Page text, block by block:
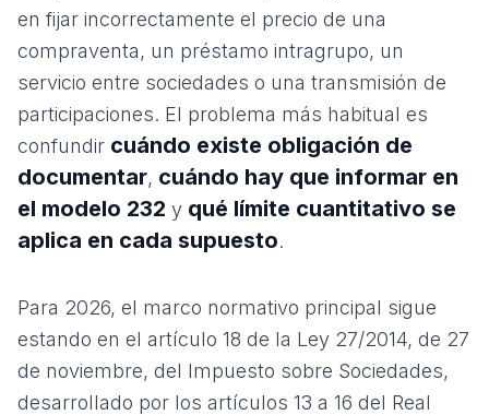
en fijar incorrectamente el precio de una
compraventa, un préstamo intragrupo, un
servicio entre sociedades o una transmisión de
participaciones. El problema más habitual es
confundir cuándo existe obligación de
documentar, cuándo hay que informar en
el modelo 232 y qué límite cuantitativo se
aplica en cada supuesto.
Para 2026, el marco normativo principal sigue
estando en el artículo 18 de la Ley 27/2014, de 27
de noviembre, del Impuesto sobre Sociedades,
desarrollado por los artículos 13 a 16 del Real